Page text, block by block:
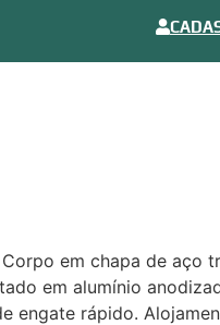
em chapa de aço
em alumínio
engate rápido.